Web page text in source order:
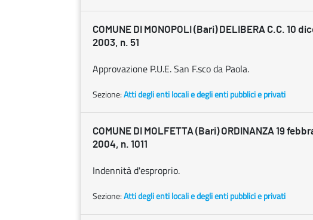
COMUNE DI MONOPOLI (Bari) DELIBERA C.C. 10
2003, n. 51
Approvazione P.U.E. San F.sco da Paola.
Sezione:Atti degli enti locali e degli enti pubblici e privati
COMUNE DI MOLFETTA (Bari) ORDINANZA 19
2004, n. 1011
Indennità d'esproprio.
Sezione:Atti degli enti locali e degli enti pubblici e privati